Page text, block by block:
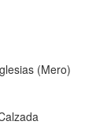
(Mero)